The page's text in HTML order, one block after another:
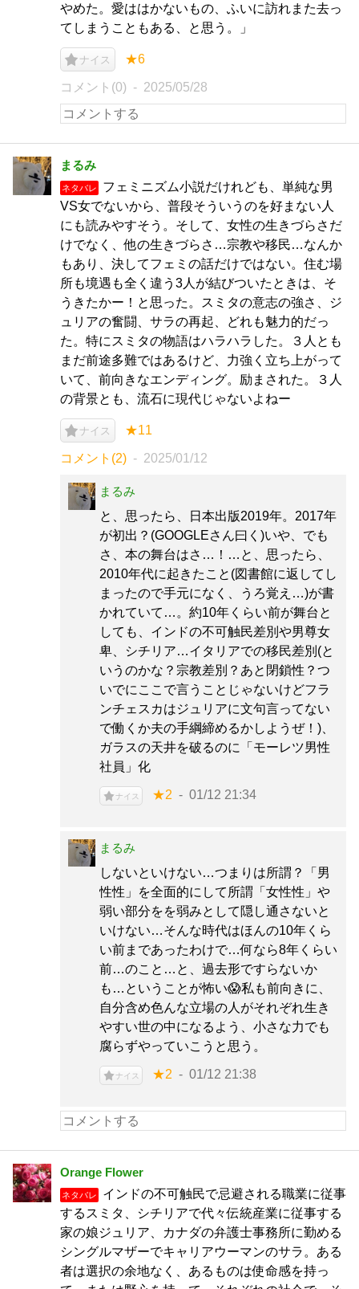
やめた。愛ははかないもの、ふいに訪れまた去っ
てしまうこともある、と思う。」
ナイス ★6
コメント(0) 2025/05/28
まるみ
ネタバレ
フェミニズム小説だけれども、単純な男
VS女でないから、普段そういうのを好まない人
にも読みやすそう。そして、女性の生きづらさだ
けでなく、他の生きづらさ…宗教や移民…なんか
もあり、決してフェミの話だけではない。住む場
所も境遇も全く違う3人が結びついたときは、そ
うきたかー！と思った。スミタの意志の強さ、ジ
ュリアの奮闘、サラの再起、どれも魅力的だっ
た。特にスミタの物語はハラハラした。３人とも
まだ前途多難ではあるけど、力強く立ち上がって
いて、前向きなエンディング。励まされた。３人
の背景とも、流石に現代じゃないよねー
ナイス ★11
コメント(2) 2025/01/12
まるみ
と、思ったら、日本出版2019年。2017年
が初出？(GOOGLEさん曰く)いや、でも
さ、本の舞台はさ…！…と、思ったら、
2010年代に起きたこと(図書館に返してし
まったので手元になく、うろ覚え…)が書
かれていて…。約10年くらい前が舞台と
しても、インドの不可触民差別や男尊女
卑、シチリア…イタリアでの移民差別(と
いうのかな？宗教差別？あと閉鎖性？つ
いでにここで言うことじゃないけどフラ
ンチェスカはジュリアに文句言ってない
で働くか夫の手綱締めるかしようぜ！)、
ガラスの天井を破るのに「モーレツ男性
社員」化
ナイス ★2 01/12 21:34
まるみ
しないといけない…つまりは所謂？「男
性性」を全面的にして所謂「女性性」や
弱い部分をを弱みとして隠し通さないと
いけない…そんな時代はほんの10年くら
い前まであったわけで…何なら8年くらい
前…のこと…と、過去形ですらないか
も…ということが怖い😱私も前向きに、
自分含め色んな立場の人がそれぞれ生き
やすい世の中になるよう、小さな力でも
腐らずやっていこうと思う。
ナイス ★2 01/12 21:38
Orange Flower
ネタバレ
インドの不可触民で忌避される職業に従事
するスミタ、シチリアで代々伝統産業に従事する
家の娘ジュリア、カナダの弁護士事務所に勤める
シングルマザーでキャリアウーマンのサラ。ある
者は選択の余地なく、あるものは使命感を持っ